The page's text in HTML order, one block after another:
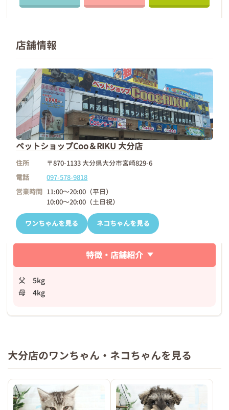
店舗情報
ペットショップCoo＆RIKU 大分店
住所
〒870-1133 大分県大分市宮崎829-6
電話
097-578-9818
営業時間 11:00～20:00（平日）
10:00～20:00（土日祝）
ワンちゃんを見る ネコちゃんを見る
特徴・店舗紹介
父 5kg
母 4kg
大分店のワンちゃん・ネコちゃんを見る